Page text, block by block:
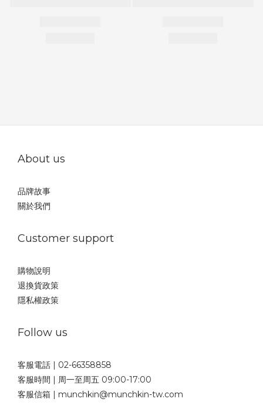
About us
品牌故事
關於我們
Customer support
購物說明
退換貨政策
隱私權政策
Follow us
客服電話 | 02-66358858
客服時間 | 周一至周五 09:00-17:00
客服信箱 | munchkin@munchkin-tw.com